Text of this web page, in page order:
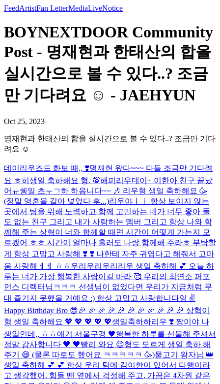
FeedArtistFan LetterMediaLiveNotice
BOYNEXTDOOR Community
Post - 명재현과 한태산의 합을
실시간으로 볼 수 있다..? 조금
만 기다려요 ☺️ - JAEHYUN
Oct 25, 2023
명재현과 한태산의 합을 실시간으로 볼 수 있다..? 조금만 기다
려요 ☺️
데이리우즈드 화보 때,, ❣️명재현 왔다~~~ 다들 조금만 기다려
요 ㅎ히 생일 축하해요 형. 💯해피리우데이~ 이한아 친구 끝났
어ㅠ쉥일 츠ㅜㄱ하 하읍니다~~ 🎶 리우형 생일 축하해요 🥳
(정말 영혼을 갈아 넣었다 후...)리우야ㅏㅏ 항상 보이지 않는
곳에서 팀을 위해 노력하고 함께 고민하는 네가 너무 좋아 둘
도 없는 친구 그리고 내가 사랑하는 멤버 그리고 항상 나와 함
께해 주는 상혁이 너와 함께할 때면 시간이 어떻게 가는지 모
르겠어 ㅎㅎ 시간이 얼마나 흘러도 나랑 함께해 주라ㅎ 부탁할
게 항상 고맙고 사랑해 ❣️ ❣️ 나한테 자주 귀엽다고 해줘서 고마
움 사랑해ㅔㅔ ㅎㅎ우리우리우리리우 생일 축하해 💕 오늘 하
루는 너가 가장 행복한 사람이길 바라 🥰 우리의 최연소 퍼포
먼스 디렉터님ㅋㅋㅋ 선생님이 없었다면 우리가 지금처럼 무
대 즐기지 못했을 거예요 :) 항상 고맙고 사랑합니다잉 ✌️
Happy Birthday Bro 😎🎉 🎉 🎉 🎉 🎉 🎉 🎉 🎉 🎉 🎉 🎉 상혁이
형 생일 축하해요 💖 💖 💖 💖 💖생일축하하리우 ❣️ 짱이야 나
생일인데,, ㅎㅎ애기 서울구경 🖤행복한 하루를 선물해 주셔서
정말 감사합니다 🖤 🖤빨리 와요 😉형도 모르게 생일 축하 해
주기 😄 (물론 따로도 했어요 ㅋㅋㅋㅋㅋ 🥳)물고기 왕자님 👑
생일 축하해 💕 💕 항상 우리 팀에 김이한이 있어서 다행이라
고 생각했어. 힘들 땐 옆에서 걱정해 주고, 가끔은 4차원 같은